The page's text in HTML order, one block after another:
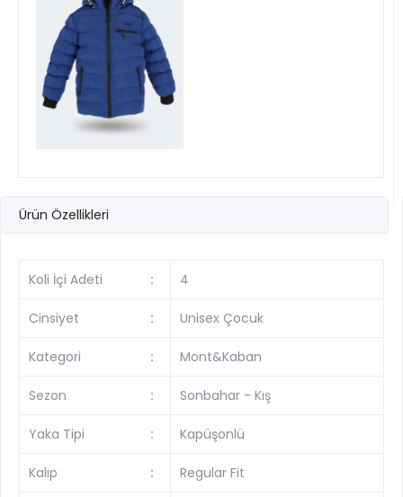
Ürün Özellikleri
Koli İçi Adeti : 4
Cinsiyet : Unisex Çocuk
Kategori : Mont&Kaban
Sezon : Sonbahar - Kış
Yaka Tipi : Kapüşonlü
Kalıp : Regular Fit